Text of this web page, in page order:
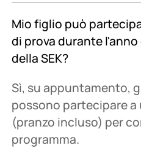
Mio figlio può
di prova durante
della SEK?
Sì, su appuntamento,
possono partecipare
(pranzo incluso) per
programma.